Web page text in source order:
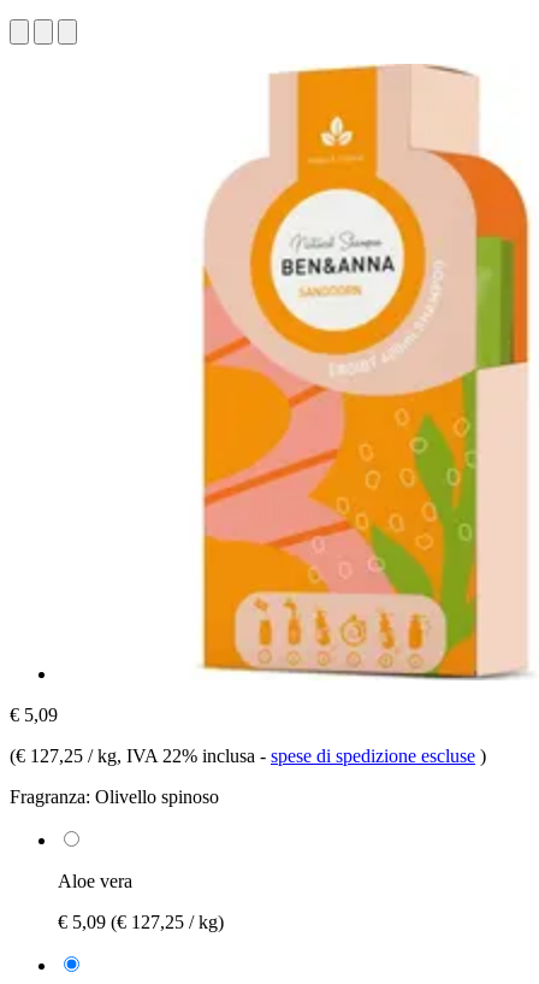
€ 5,09
(€ 127,25 / kg, IVA 22% inclusa - spese di spedizione escluse )
Fragranza: Olivello spinoso
Aloe vera
€ 5,09 (€ 127,25 / kg)